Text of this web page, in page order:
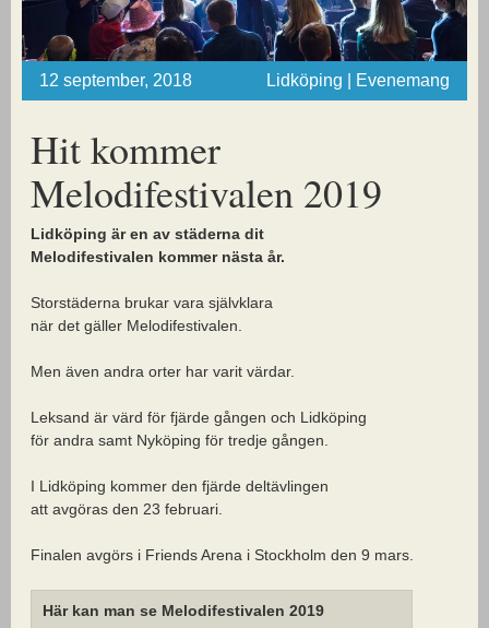
12 september, 2018 Lidköping | Evenemang
Hit kommer
Melodifestivalen 2019
Lidköping är en av städerna dit
Melodifestivalen kommer nästa år.
Storstäderna brukar vara självklara
när det gäller Melodifestivalen.
Men även andra orter har varit värdar.
Leksand är värd för fjärde gången och Lidköping
för andra samt Nyköping för tredje gången.
I Lidköping kommer den fjärde deltävlingen
att avgöras den 23 februari.
Finalen avgörs i Friends Arena i Stockholm den 9 mars.
Här kan man se Melodifestivalen 2019